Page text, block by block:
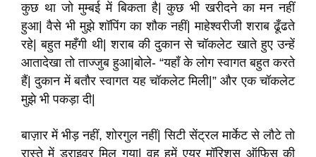
कुछ था जो मुम्बई में बिकता है| कुछ भी खरीदने का मन नहीं
हुआ| वैसे भी मुझे शॉपिंग का शौक नहीं| माहेश्वरीजी शराब ढूँढते
रहे| बहुत महँगी थी| शराब की दुकान से चॉकलेट खाते हुए उन्हें
आतादेखा तो ताज्जुब हुआ|बोले- “यहाँ के लोग स्वागत बहुत करते
हैं| दुकान में बतौर स्वागत यह चॉकलेट मिली|” और एक चॉकलेट
मुझे भी पकड़ा दी|
बाज़ार में भीड़ नहीं, शोरगुल नहीं| सिटी सेंट्रल मार्केट से लौटे तो
रास्ते में ड्राइवर मिल गया| वह हमें एयर मॉरिशस ऑफिस की